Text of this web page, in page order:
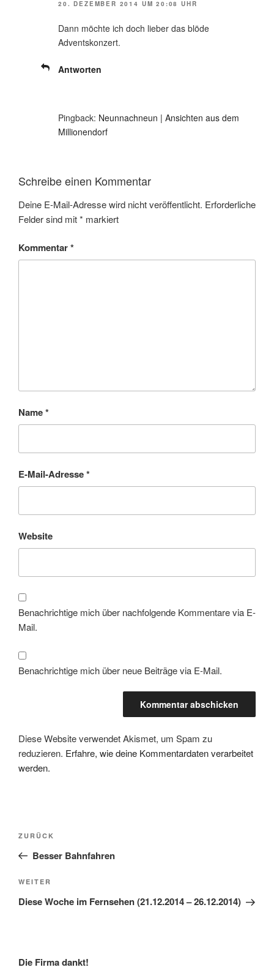
20. DEZEMBER 2014 UM 20:08 UHR
Dann möchte ich doch lieber das blöde
Adventskonzert.
Antworten
Pingback: Neunnachneun | Ansichten aus dem
Millionendorf
Schreibe einen Kommentar
Deine E-Mail-Adresse wird nicht veröffentlicht. Erforderliche
Felder sind mit* markiert
Kommentar*
Name*
E-Mail-Adresse*
Website
Benachrichtige mich über nachfolgende Kommentare via E-
Mail.
Benachrichtige mich über neue Beiträge via E-Mail.
Diese Website verwendet Akismet, um Spam zu
reduzieren. Erfahre, wie deine Kommentardaten verarbeitet
werden.
Beitragsnavigation
Vorheriger
Beitrag
ZURÜCK
Besser Bahnfahren
Nächster
Beitrag
WEITER
Diese Woche im Fernsehen (21.12.2014 – 26.12.2014)
Die Firma dankt!